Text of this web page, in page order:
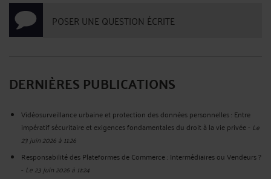
POSER UNE QUESTION ÉCRITE
DERNIÈRES PUBLICATIONS
Vidéosurveillance urbaine et protection des données personnelles : Entre
impératif sécuritaire et exigences fondamentales du droit à la vie privée- Le
23 juin 2026 à 11:26
Responsabilité des Plateformes de Commerce : Intermédiaires ou Vendeurs ?
- Le 23 juin 2026 à 11:24